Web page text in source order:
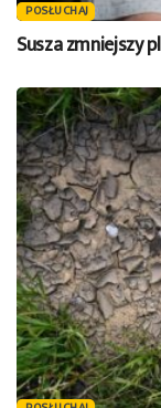
POSŁUCHAJ
Susza zmniejszy